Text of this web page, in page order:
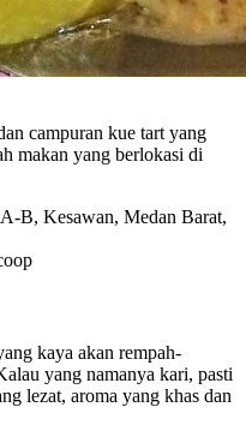
campuran kue tart yang
makan yang berlokasi di
B, Kesawan, Medan Barat,
kaya akan rempah-
yang namanya kari, pasti
lezat, aroma yang khas dan